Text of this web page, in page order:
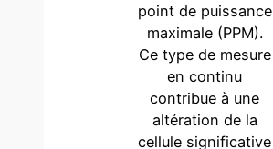
point de puissance
maximale (PPM).
Ce type de mesure
en continu
contribue à une
altération de la
cellule significative